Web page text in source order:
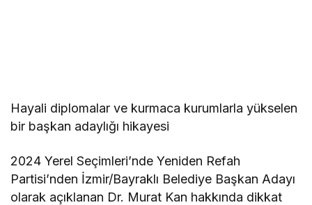
Hayali diplomalar ve kurmaca kurumlarla yükselen
bir başkan adaylığı hikayesi
2024 Yerel Seçimleri’nde Yeniden Refah
Partisi’nden İzmir/Bayraklı Belediye Başkan Adayı
olarak açıklanan Dr. Murat Kan hakkında dikkat